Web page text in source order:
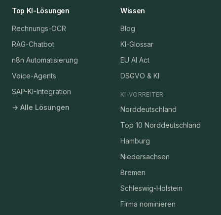
Top KI-Lösungen
Rechnungs-OCR
RAG-Chatbot
n8n Automatisierung
Voice-Agents
SAP-KI-Integration
→ Alle Lösungen
Wissen
Blog
KI-Glossar
EU AI Act
DSGVO & KI
KI-VORREITER
Norddeutschland
Top 10 Norddeutschland
Hamburg
Niedersachsen
Bremen
Schleswig-Holstein
Firma nominieren